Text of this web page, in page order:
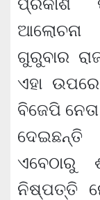
ଗୁରୁବାର
ଏହା
ବିଜେପି
ଏବେଠାରୁ
ନିଷ୍ପତ୍ତି